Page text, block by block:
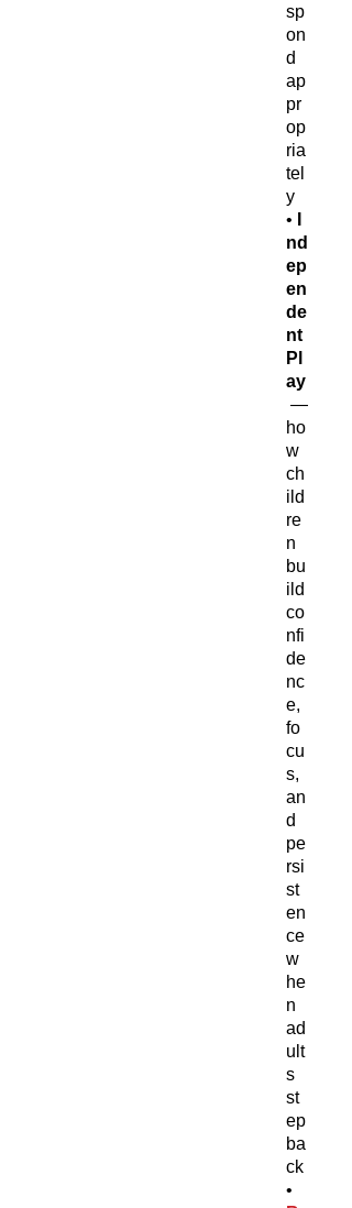
sp
on
d
ap
pr
op
ria
tel
y
•
nd
ep
en
de
nt
Pl
ay
—
ho
w
ch
ild
re
n
bu
ild
co
nfi
de
nc
e,
fo
cu
s,
an
d
pe
rsi
st
en
ce
w
he
n
ad
ult
s
st
ep
ba
ck
•